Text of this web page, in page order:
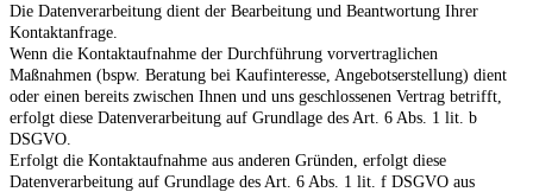
Die Datenverarbeitung dient der Bearbeitung und Beantwortung Ihrer
Kontaktanfrage.
Wenn die Kontaktaufnahme der Durchführung vorvertraglichen
Maßnahmen (bspw. Beratung bei Kaufinteresse, Angebotserstellung) dient
oder einen bereits zwischen Ihnen und uns geschlossenen Vertrag betrifft,
erfolgt diese Datenverarbeitung auf Grundlage des Art. 6 Abs. 1 lit. b
DSGVO.
Erfolgt die Kontaktaufnahme aus anderen Gründen, erfolgt diese
Datenverarbeitung auf Grundlage des Art. 6 Abs. 1 lit. f DSGVO aus